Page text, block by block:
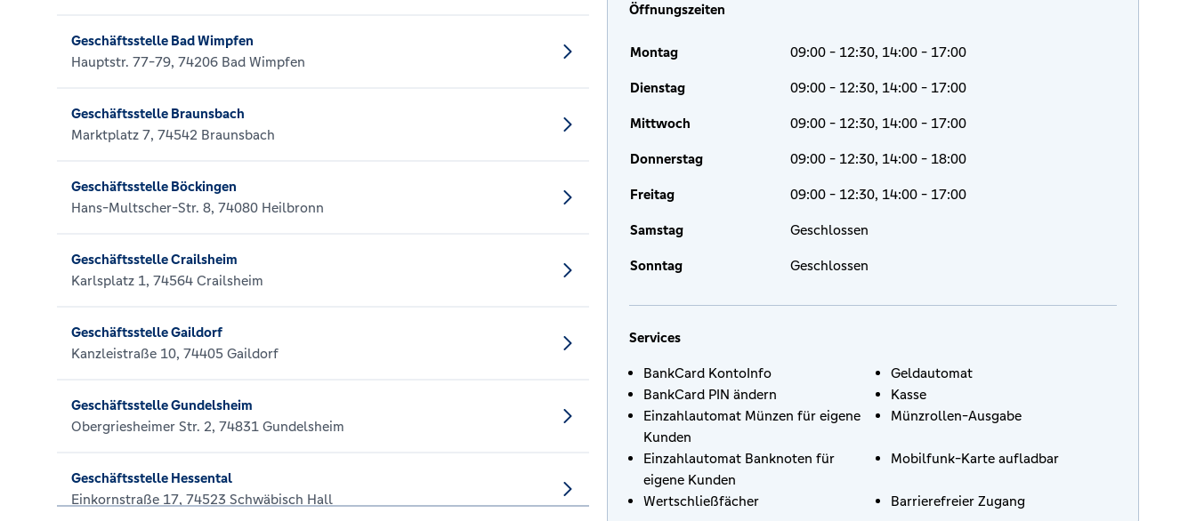
Geschäftsstelle Bad Wimpfen
Hauptstr. 77-79, 74206 Bad Wimpfen
Geschäftsstelle Braunsbach
Marktplatz 7, 74542 Braunsbach
Geschäftsstelle Böckingen
Hans-Multscher-Str. 8, 74080 Heilbronn
Geschäftsstelle Crailsheim
Karlsplatz 1, 74564 Crailsheim
Geschäftsstelle Gaildorf
Kanzleistraße 10, 74405 Gaildorf
Geschäftsstelle Gundelsheim
Obergriesheimer Str. 2, 74831 Gundelsheim
Geschäftsstelle Hessental
Einkornstraße 17, 74523 Schwäbisch Hall
Öffnungszeiten
Montag 09:00 - 12:30, 14:00 - 17:00
Dienstag 09:00 - 12:30, 14:00 - 17:00
Mittwoch 09:00 - 12:30, 14:00 - 17:00
Donnerstag 09:00 - 12:30, 14:00 - 18:00
Freitag 09:00 - 12:30, 14:00 - 17:00
Samstag Geschlossen
Sonntag Geschlossen
Services
BankCard KontoInfo
Geldautomat
BankCard PIN ändern
Kasse
Einzahlautomat Münzen für eigene
Kunden
Münzrollen-Ausgabe
Einzahlautomat Banknoten für
eigene Kunden
Mobilfunk-Karte aufladbar
Wertschließfächer Barrierefreier Zugang